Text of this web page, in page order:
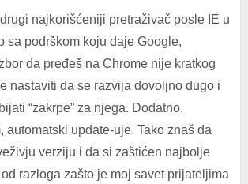
najkorišćeniji pretraživač posle IE u
sa podrškom koju daje Google,
da pređeš na Chrome nije kratkog
nastaviti da se razvija dovoljno dugo i
“zakrpe” za njega. Dodatno,
automatski update-uje. Tako znaš da
verziju i da si zaštićen najbolje
razloga zašto je moj savet prijateljima